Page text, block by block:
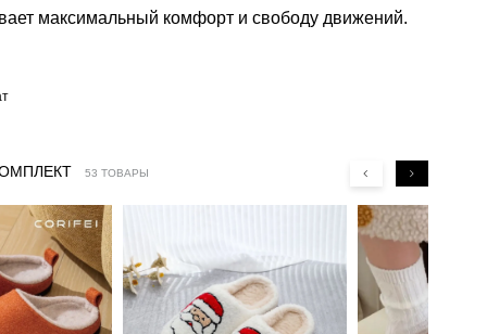
максимальный комфорт и свободу движений.
53 ТОВАРЫ